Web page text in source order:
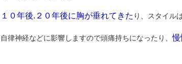
１０年後.２０年後に胸が垂れてきた り、スタイル
自律神経などに影響しますので頭痛持ちになったり、慢